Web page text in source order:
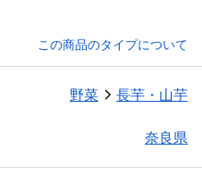
この商品のタイプについて
野菜 長芋・山芋
奈良県